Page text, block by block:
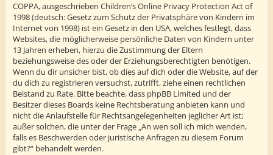
COPPA, ausgeschrieben Children’s Online Privacy Protection Act of
1998 (deutsch: Gesetz zum Schutz der Privatsphäre von Kindern im
Internet von 1998) ist ein Gesetz in den USA, welches festlegt, dass
Websites, die möglicherweise persönliche Daten von Kindern unter
13 Jahren erheben, hierzu die Zustimmung der Eltern
beziehungsweise des oder der Erziehungsberechtigten benötigen.
Wenn du dir unsicher bist, ob dies auf dich oder die Website, auf der
du dich zu registrieren versuchst, zutrifft, ziehe einen rechtlichen
Beistand zu Rate. Bitte beachte, dass phpBB Limited und der
Besitzer dieses Boards keine Rechtsberatung anbieten kann und
nicht die Anlaufstelle für Rechtsangelegenheiten jeglicher Art ist;
außer solchen, die unter der Frage „An wen soll ich mich wenden,
falls es Beschwerden oder juristische Anfragen zu diesem Forum
gibt?“ behandelt werden.